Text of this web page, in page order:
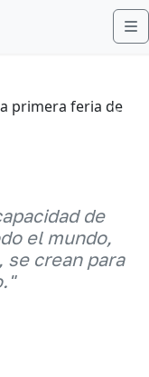
de
el mundo,
se crean para